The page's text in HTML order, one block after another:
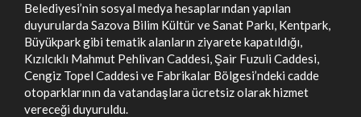
Belediyesi’nin sosyal medya hesaplarından yapılan
duyurularda Sazova Bilim Kültür ve Sanat Parkı, Kentpark,
Büyükpark gibi tematik alanların ziyarete kapatıldığı,
Kızılcıklı Mahmut Pehlivan Caddesi, Şair Fuzuli Caddesi,
Cengiz Topel Caddesi ve Fabrikalar Bölgesi’ndeki cadde
otoparklarının da vatandaşlara ücretsiz olarak hizmet
vereceği duyuruldu.